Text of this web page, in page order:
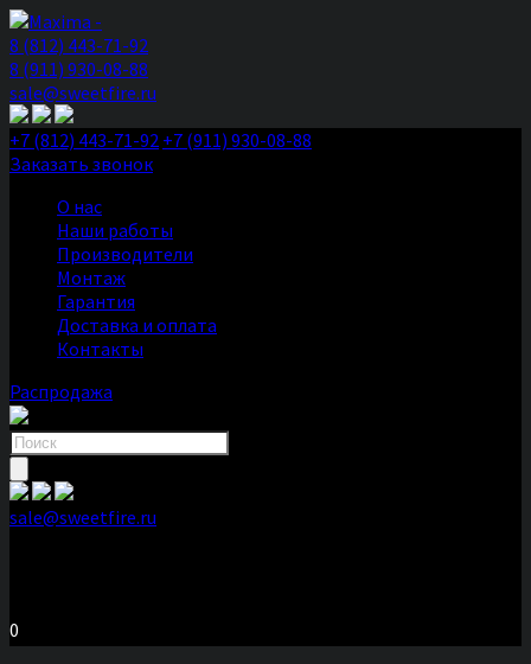
8 (812) 443-71-92
8 (911) 930-08-88
sale@sweetfire.ru
+7 (812) 443-71-92 +7 (911) 930-08-88
Заказать звонок
О нас
Наши работы
Производители
Монтаж
Гарантия
Доставка и оплата
Контакты
Распродажа
Поиск
товаров
sale@sweetfire.ru
0